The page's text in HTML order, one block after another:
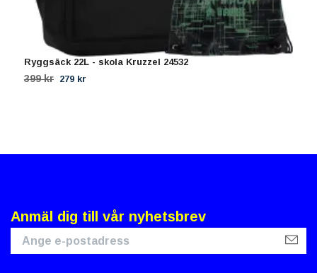
Ryggsäck 22L - skola Kruzzel 24532
399 kr 279 kr
Anmäl dig till vår nyhetsbrev